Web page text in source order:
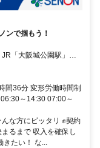
ンで掴もう！
「大阪城公園駅」か
駅」から徒歩3分、京
間36分 変形労働時間制
～14:30 07:00～
な方にピッタリ ✊契約
るまで 収入を確保し
きたい！ な...